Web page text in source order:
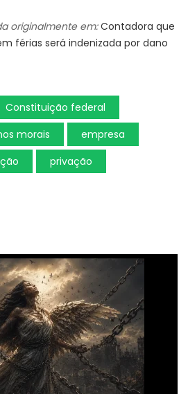
originalmente em: Contadora que
férias será indenizada por dano
Constituição federal
morais
empresa
privação